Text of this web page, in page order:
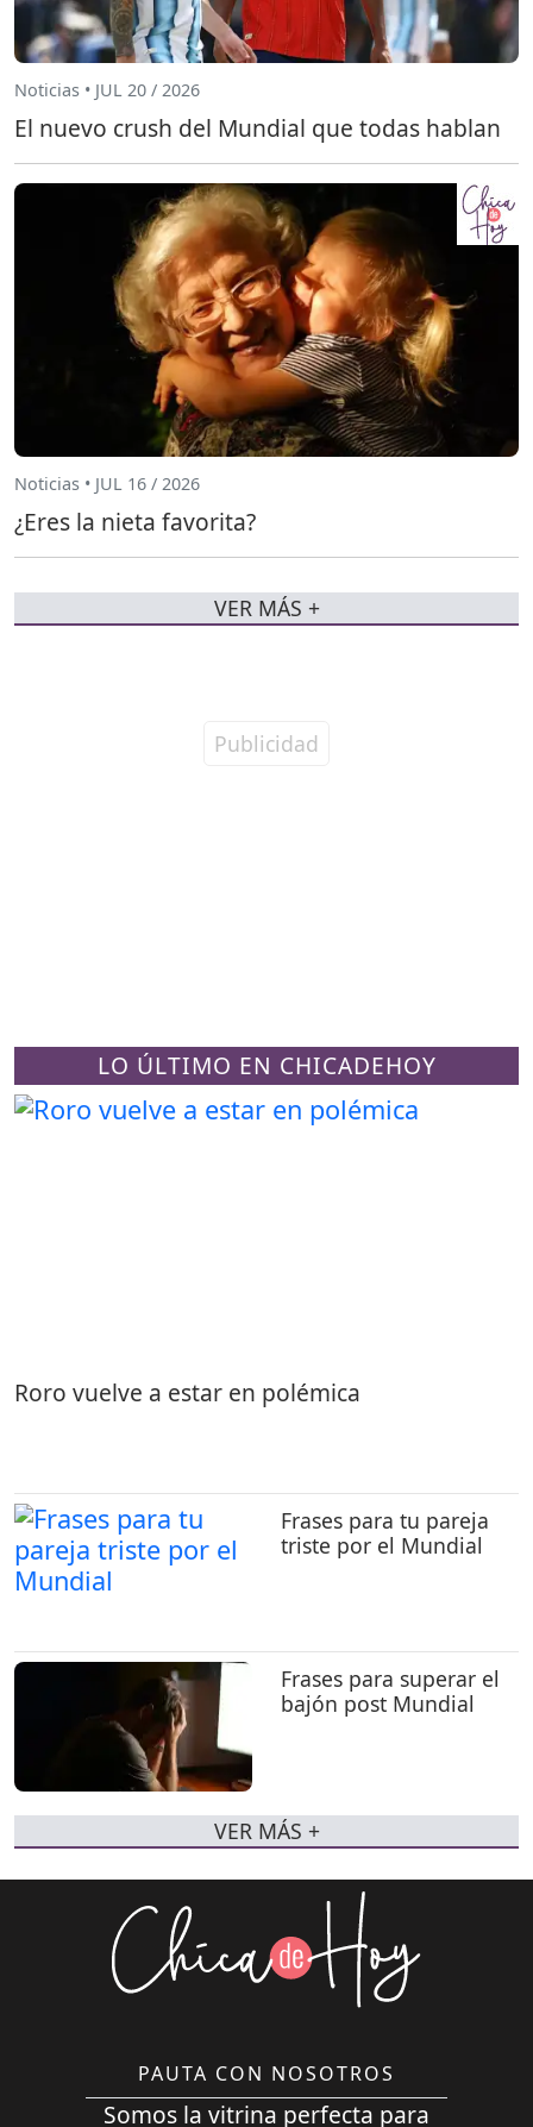
LO ÚLTIMO EN CHICADEHOY
Roro vuelve a estar en polémica
Frases para tu pareja
triste por el Mundial
Frases para superar el
bajón post Mundial
VER MÁS +
Noticias • JUL 20 / 2026
El nuevo crush del Mundial que todas hablan
Noticias • JUL 16 / 2026
¿Eres la nieta favorita?
VER MÁS +
PAUTA CON NOSOTROS
Somos la vitrina perfecta para